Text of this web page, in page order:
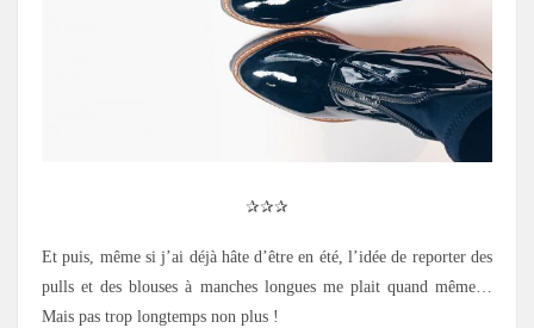
✰✰✰
Et puis, même si j’ai déjà hâte d’être en été, l’idée de reporter des
pulls et des blouses à manches longues me plait quand même…
Mais pas trop longtemps non plus !